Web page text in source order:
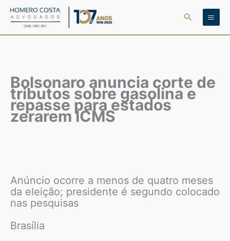
para
Pesquisar
Bolsonaro anuncia corte de
tributos sobre gasolina e
repasse para estados
zerarem ICMS
Anúncio ocorre a menos de quatro meses
da eleição; presidente é segundo colocado
nas pesquisas
Brasília